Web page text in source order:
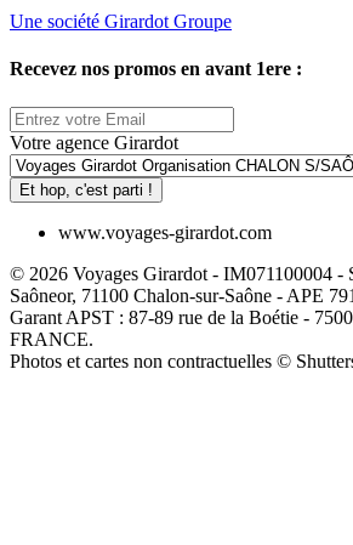
Une société Girardot Groupe
Recevez nos promos en avant 1ere :
Votre agence Girardot
Et hop, c'est parti !
www.voyages-girardot.com
© 2026 Voyages Girardot - IM071100004 -
Saôneor, 71100 Chalon-sur-Saône - APE
Garant APST : 87-89 rue de la Boétie -
FRANCE.
Photos et cartes non contractuelles ©